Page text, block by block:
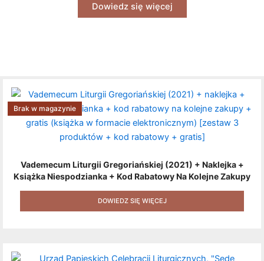
Dowiedz się więcej
Vademecum Liturgii Gregoriańskiej (2021) + Naklejka +
Książka Niespodzianka + Kod Rabatowy Na Kolejne Zakupy
Produktów + Kod Rabatowy + Gratis]
Brak w magazynie
DOWIEDZ SIĘ WIĘCEJ